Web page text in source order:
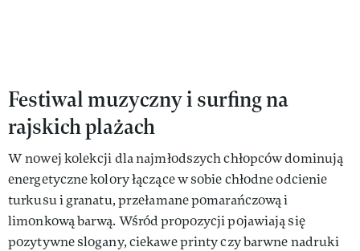
Festiwal muzyczny i surfing na
rajskich plażach
W nowej kolekcji dla najmłodszych chłopców dominują
energetyczne kolory łączące w sobie chłodne odcienie
turkusu i granatu, przełamane pomarańczową i
limonkową barwą. Wśród propozycji pojawiają się
pozytywne slogany, ciekawe printy czy barwne nadruki